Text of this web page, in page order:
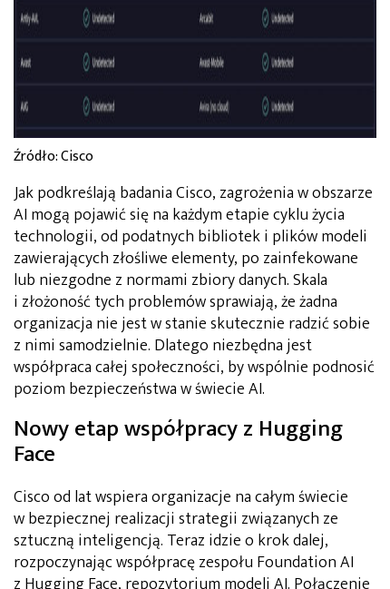
Źródło: Cisco
Jak podkreślają badania Cisco, zagrożenia w obszarze
AI mogą pojawić się na każdym etapie cyklu życia
technologii, od podatnych bibliotek i plików modeli
zawierających złośliwe elementy, po zainfekowane
lub niezgodne z normami zbiory danych. Skala
i złożoność tych problemów sprawiają, że żadna
organizacja nie jest w stanie skutecznie radzić sobie
z nimi samodzielnie. Dlatego niezbędna jest
współpraca całej społeczności, by wspólnie podnosić
poziom bezpieczeństwa w świecie AI.
Nowy etap współpracy z Hugging
Face
Cisco od lat wspiera organizacje na całym świecie
w bezpiecznej realizacji strategii związanych ze
sztuczną inteligencją. Teraz idzie o krok dalej,
rozpoczynając współpracę zespołu Foundation AI